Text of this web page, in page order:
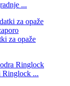
...
za opaže
Ringlock ...